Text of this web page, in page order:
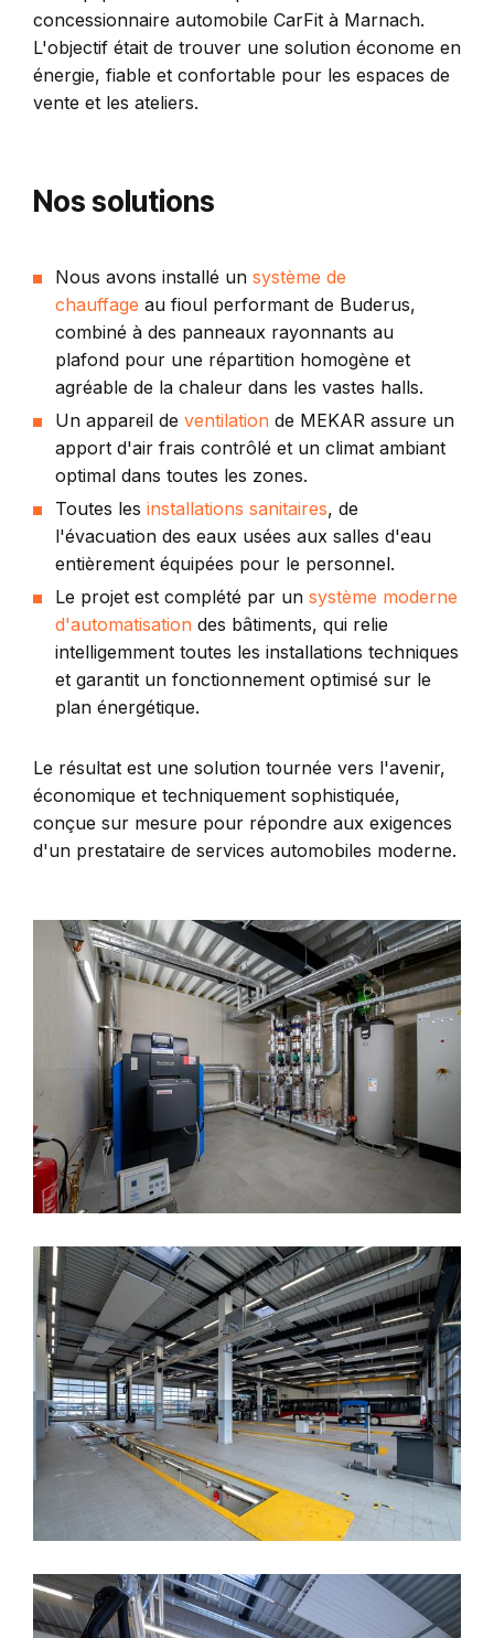
concessionnaire automobile CarFit à Marnach.
L'objectif était de trouver une solution économe en
énergie, fiable et confortable pour les espaces de
vente et les ateliers.
Nos solutions
Nous avons installé un système de
chauffage au fioul performant de Buderus,
combiné à des panneaux rayonnants au
plafond pour une répartition homogène et
agréable de la chaleur dans les vastes halls.
Un appareil de ventilation de MEKAR assure un
apport d'air frais contrôlé et un climat ambiant
optimal dans toutes les zones.
Toutes les installations sanitaires, de
l'évacuation des eaux usées aux salles d'eau
entièrement équipées pour le personnel.
Le projet est complété par un système moderne
d'automatisation des bâtiments, qui relie
intelligemment toutes les installations techniques
et garantit un fonctionnement optimisé sur le
plan énergétique.
Le résultat est une solution tournée vers l'avenir,
économique et techniquement sophistiquée,
conçue sur mesure pour répondre aux exigences
d'un prestataire de services automobiles moderne.